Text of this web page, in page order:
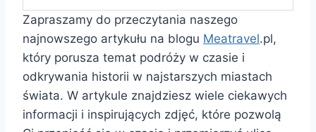
Zapraszamy do przeczytania naszego
najnowszego artykułu na blogu Meatravel.pl,
który porusza temat podróży w czasie i
odkrywania historii w najstarszych miastach
świata. W artykule znajdziesz wiele ciekawych
informacji i inspirujących zdjęć, które pozwolą